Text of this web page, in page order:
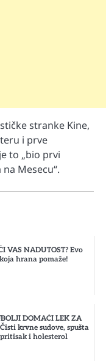
stranke Kine,
i prve
to „bio prvi
Mesecu“.
VAS NADUTOST? Evo
koja hrana pomaže!
DOMAĆI LEK ZA
Čisti krvne sudove, spušta
pritisak i holesterol